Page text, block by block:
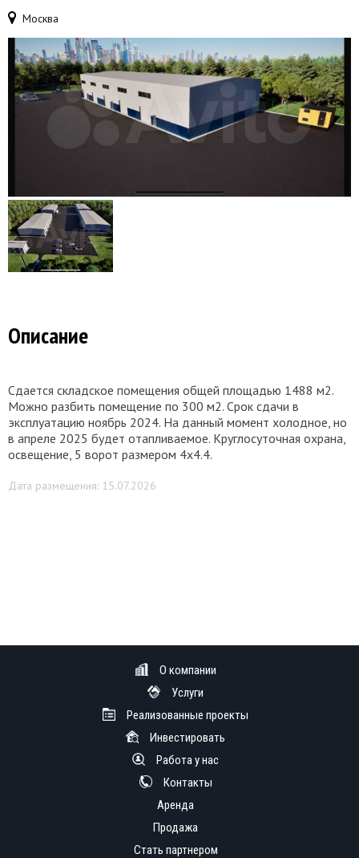
Москва
Описание
Сдается складское помещения общей площадью 1488 м2.
Можно разбить помещение по 300 м2. Срок сдачи в
эксплуатацию ноябрь 2024. На данный момент холодное, но
в апреле 2025 будет отапливаемое. Круглосуточная охрана,
освещение, 5 ворот размером 4х4.4.
Дата размещения: 15.07.2026
О компании
Услуги
Реализованные проекты
Инвестировать
Работа у нас
Контакты
Аренда
Продажа
Стать партнером